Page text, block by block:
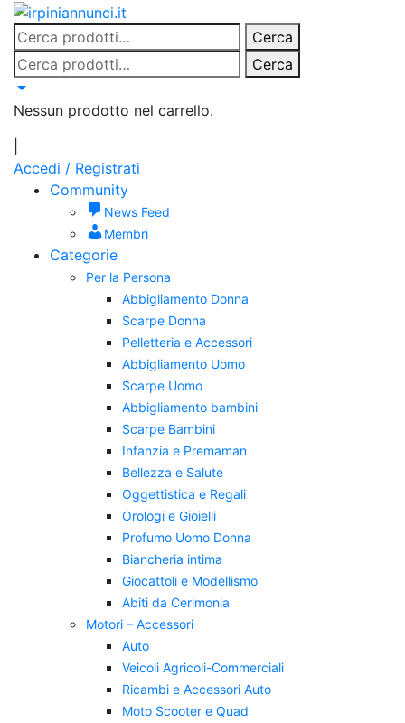
Salta
contenuto
Cerca:
Cerca
Cerca:
Cerca
Nessun prodotto nel carrello.
Accedi / Registrati
Community
News Feed
Membri
Categorie
Per la Persona
Abbigliamento Donna
Scarpe Donna
Pelletteria e Accessori
Abbigliamento Uomo
Scarpe Uomo
Abbigliamento bambini
Scarpe Bambini
Infanzia e Premaman
Bellezza e Salute
Oggettistica e Regali
Orologi e Gioielli
Profumo Uomo Donna
Biancheria intima
Giocattoli e Modellismo
Abiti da Cerimonia
Motori – Accessori
Auto
Veicoli Agricoli-Commerciali
Ricambi e Accessori Auto
Moto Scooter e Quad